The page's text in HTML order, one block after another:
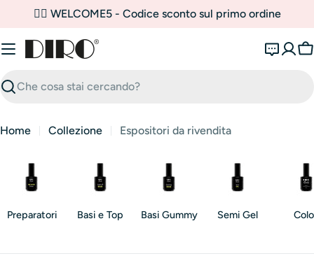
contenuto
✌🏼 WELCOME5 - Codice sconto sul primo ordine
Ricerca
Home Collezione Espositori da rivendita
Preparatori Basi e Top Basi Gummy Semi Gel